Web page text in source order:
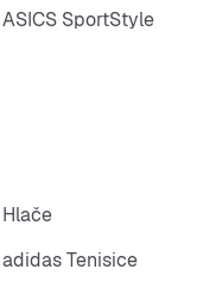
ASICS SportStyle
Hlače
adidas Tenisice